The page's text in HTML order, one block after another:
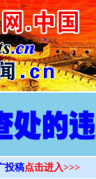
>
投稿点击进入>>>